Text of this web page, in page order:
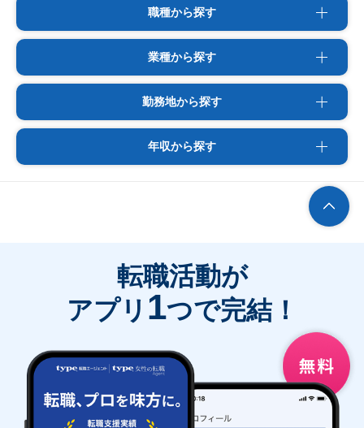
職種から探す
業種から探す
勤務地から探す
年収から探す
転職活動が
アプリ 1つで完結！